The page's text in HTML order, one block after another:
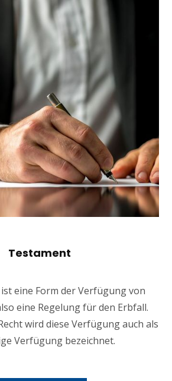
Testament
eine Form der Verfügung von
eine Regelung für den Erbfall.
wird diese Verfügung auch als
Verfügung bezeichnet.